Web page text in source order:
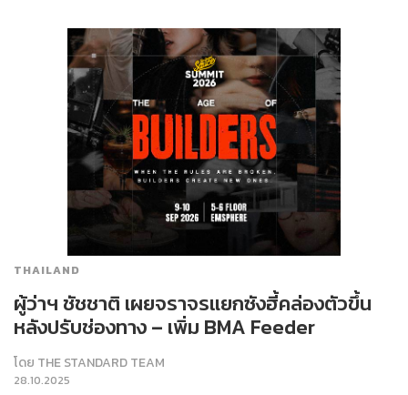
THAILAND
ผู้ว่าฯ ชัชชาติ เผยจราจรแยกซังฮี้คล่องตัวขึ้น
หลังปรับช่องทาง – เพิ่ม BMA Feeder
โดย THE STANDARD TEAM
28.10.2025